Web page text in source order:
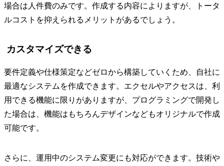
場合は人件費のみです。作成する内容によりますが、トータ
ルコストを抑えられるメリットがあるでしょう。
カスタマイズできる
要件定義や仕様策定などゼロから構築していくため、自社に
最適なシステムを作成できます。エクセルやアクセスは、利
用できる機能に限りがありますが、プログラミングで開発し
た場合は、機能はもちろんデザインなどもオリジナルで作成
可能です。
さらに、運用中のシステム変更にも対応ができます。技術や